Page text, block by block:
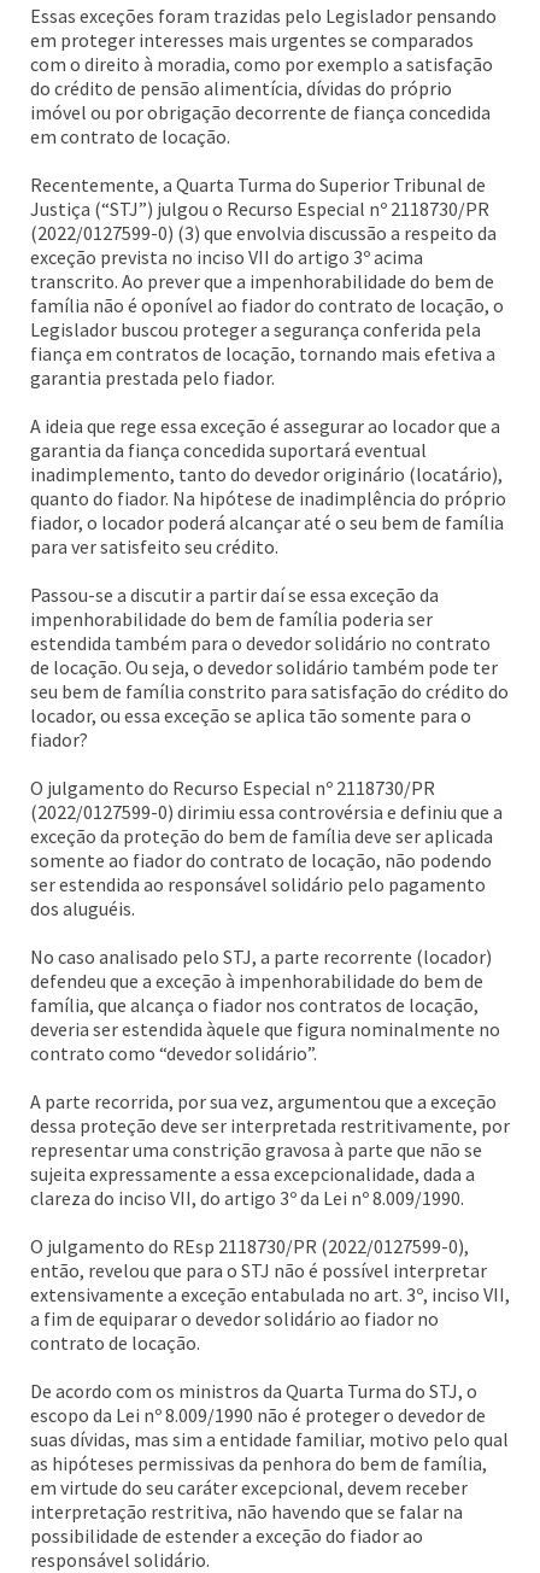
Essas exceções foram trazidas pelo Legislador pensando
em proteger interesses mais urgentes se comparados
com o direito à moradia, como por exemplo a satisfação
do crédito de pensão alimentícia, dívidas do próprio
imóvel ou por obrigação decorrente de fiança concedida
em contrato de locação.
Recentemente, a Quarta Turma do Superior Tribunal de
Justiça (“STJ”) julgou o Recurso Especial nº 2118730/PR
(2022/0127599-0) (3) que envolvia discussão a respeito da
exceção prevista no inciso VII do artigo 3º acima
transcrito. Ao prever que a impenhorabilidade do bem de
família não é oponível ao fiador do contrato de locação, o
Legislador buscou proteger a segurança conferida pela
fiança em contratos de locação, tornando mais efetiva a
garantia prestada pelo fiador.
A ideia que rege essa exceção é assegurar ao locador que a
garantia da fiança concedida suportará eventual
inadimplemento, tanto do devedor originário (locatário),
quanto do fiador. Na hipótese de inadimplência do próprio
fiador, o locador poderá alcançar até o seu bem de família
para ver satisfeito seu crédito.
Passou-se a discutir a partir daí se essa exceção da
impenhorabilidade do bem de família poderia ser
estendida também para o devedor solidário no contrato
de locação. Ou seja, o devedor solidário também pode ter
seu bem de família constrito para satisfação do crédito do
locador, ou essa exceção se aplica tão somente para o
fiador?
O julgamento do Recurso Especial nº 2118730/PR
(2022/0127599-0) dirimiu essa controvérsia e definiu que a
exceção da proteção do bem de família deve ser aplicada
somente ao fiador do contrato de locação, não podendo
ser estendida ao responsável solidário pelo pagamento
dos aluguéis.
No caso analisado pelo STJ, a parte recorrente (locador)
defendeu que a exceção à impenhorabilidade do bem de
família, que alcança o fiador nos contratos de locação,
deveria ser estendida àquele que figura nominalmente no
contrato como “devedor solidário”.
A parte recorrida, por sua vez, argumentou que a exceção
dessa proteção deve ser interpretada restritivamente, por
representar uma constrição gravosa à parte que não se
sujeita expressamente a essa excepcionalidade, dada a
clareza do inciso VII, do artigo 3º da Lei nº 8.009/1990.
O julgamento do REsp 2118730/PR (2022/0127599-0),
então, revelou que para o STJ não é possível interpretar
extensivamente a exceção entabulada no art. 3º, inciso VII,
a fim de equiparar o devedor solidário ao fiador no
contrato de locação.
De acordo com os ministros da Quarta Turma do STJ, o
escopo da Lei nº 8.009/1990 não é proteger o devedor de
suas dívidas, mas sim a entidade familiar, motivo pelo qual
as hipóteses permissivas da penhora do bem de família,
em virtude do seu caráter excepcional, devem receber
interpretação restritiva, não havendo que se falar na
possibilidade de estender a exceção do fiador ao
responsável solidário.